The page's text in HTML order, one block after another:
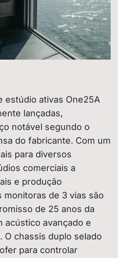
estúdio ativas One25A
lançadas,
notável segundo o
do fabricante. Com um
para diversos
comerciais a
e produção
monitoras de 3 vias são
de 25 anos da
acústico avançado e
O chassis duplo selado
para controlar